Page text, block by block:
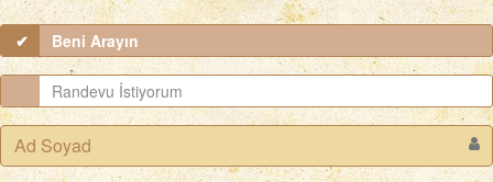
Beni Arayın
Randevu İstiyorum